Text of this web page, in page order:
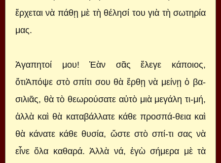
ἔρχεται νὰ πάθῃ μὲ τὴ θέλησί του γιὰ τὴ σωτηρία
μας.
Ἀγαπητοί μου! Ἐὰν σᾶς ἔλεγε κάποιος,
ὅτιἈπόψε στὸ σπίτι σου θὰ ἔρθῃ νὰ μείνῃ ὁ βα-
σιλιᾶς, θὰ τὸ θεωρούσατε αὐτὸ μιὰ μεγάλη τι-μή,
ἀλλὰ καὶ θὰ καταβάλλατε κάθε προσπά-θεια καὶ
θὰ κάνατε κάθε θυσία, ὥστε στὸ σπί-τι σας νὰ
εἶνε ὅλα καθαρά. Ἀλλὰ νά, ἐγὼ σήμερα μὲ τὰ